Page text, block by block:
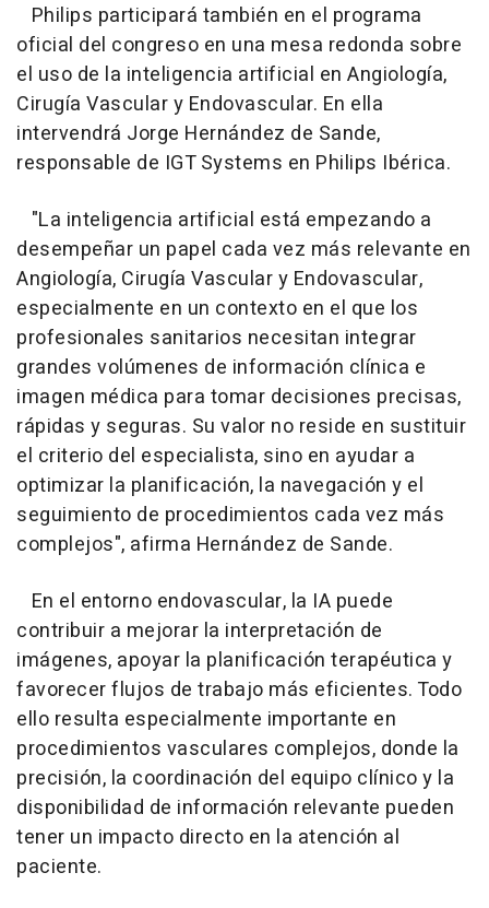
Philips participará también en el programa
oficial del congreso en una mesa redonda sobre
el uso de la inteligencia artificial en Angiología,
Cirugía Vascular y Endovascular. En ella
intervendrá Jorge Hernández de Sande,
responsable de IGT Systems en Philips Ibérica.
"La inteligencia artificial está empezando a
desempeñar un papel cada vez más relevante en
Angiología, Cirugía Vascular y Endovascular,
especialmente en un contexto en el que los
profesionales sanitarios necesitan integrar
grandes volúmenes de información clínica e
imagen médica para tomar decisiones precisas,
rápidas y seguras. Su valor no reside en sustituir
el criterio del especialista, sino en ayudar a
optimizar la planificación, la navegación y el
seguimiento de procedimientos cada vez más
complejos", afirma Hernández de Sande.
En el entorno endovascular, la IA puede
contribuir a mejorar la interpretación de
imágenes, apoyar la planificación terapéutica y
favorecer flujos de trabajo más eficientes. Todo
ello resulta especialmente importante en
procedimientos vasculares complejos, donde la
precisión, la coordinación del equipo clínico y la
disponibilidad de información relevante pueden
tener un impacto directo en la atención al
paciente.